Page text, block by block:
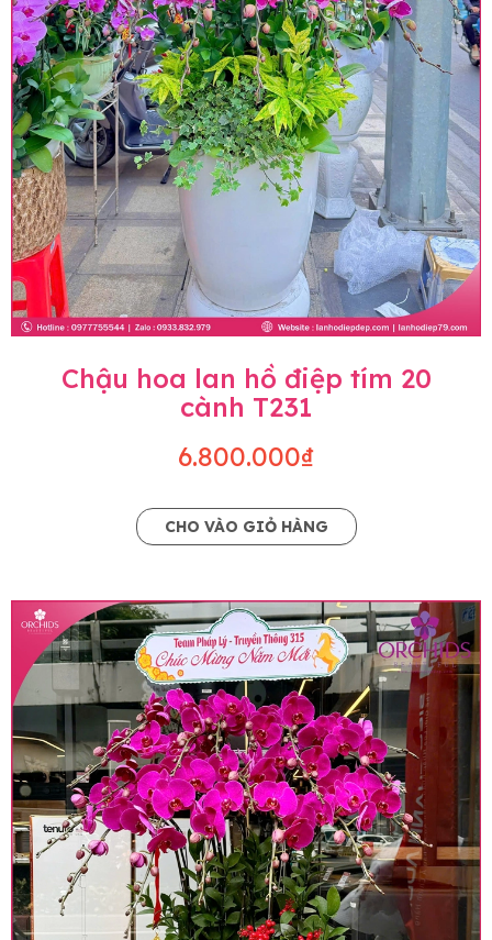
Chậu hoa lan hồ điệp tím 20
cành T231
6.800.000₫
CHO VÀO GIỎ HÀNG